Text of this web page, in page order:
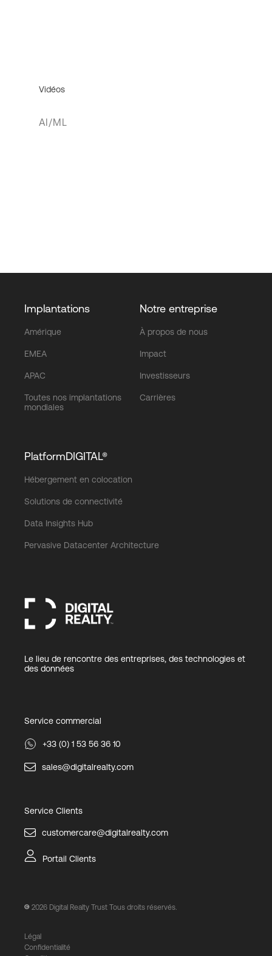
Vidéos
AI/ML
Implantations
Amérique
EMEA
APAC
Toutes nos implantations
mondiales
Notre entreprise
À propos de nous
Impact
Investisseurs
Carrières
PlatformDIGITAL®
Hébergement en colocation
Solutions de connectivité
Data Insights Hub
Pervasive Datacenter Architecture
Le lieu de rencontre des entreprises, des technologies et
des données
Service commercial
+33 (0) 1 53 56 36 10
sales@digitalrealty.com
Service Clients
customercare@digitalrealty.com
Portail Clients
2026 Digital Realty Trust Tous droits réservés.
Légal
Confidentialité